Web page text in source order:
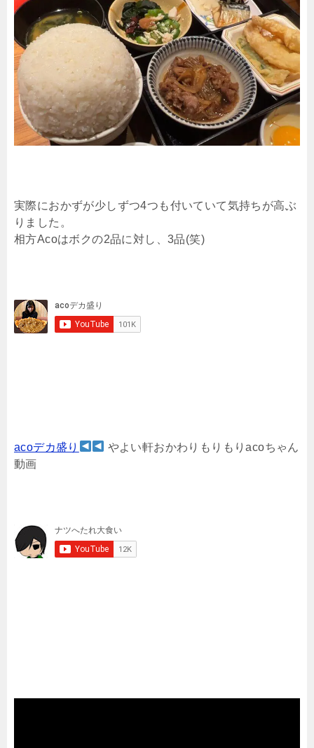
実際におかずが少しずつ4つも付いていて気持ちが高ぶ
りました。
相方Acoはボクの2品に対し、3品(笑)
acoデカ盛り
やよい軒おかわりもりもりacoちゃん
動画